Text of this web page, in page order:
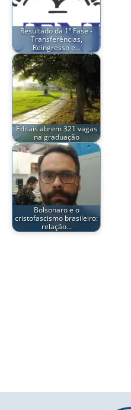
Resultado da 1ª Fase -
Transferências,
Reingresso e…
Editais abrem 321 vagas
na graduação
Bolsonaro e o
cristofascismo brasileiro:
relação…